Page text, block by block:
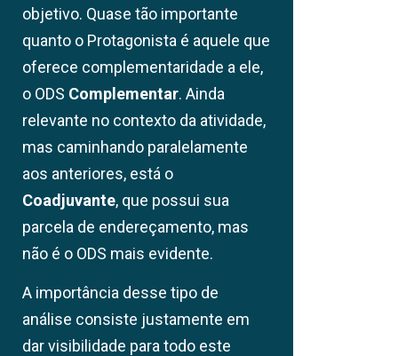
objetivo. Quase tão importante
quanto o Protagonista é aquele que
oferece complementaridade a ele,
o ODS Complementar. Ainda
relevante no contexto da atividade,
mas caminhando paralelamente
aos anteriores, está o
Coadjuvante, que possui sua
parcela de endereçamento, mas
não é o ODS mais evidente.
A importância desse tipo de
análise consiste justamente em
dar visibilidade para todo este